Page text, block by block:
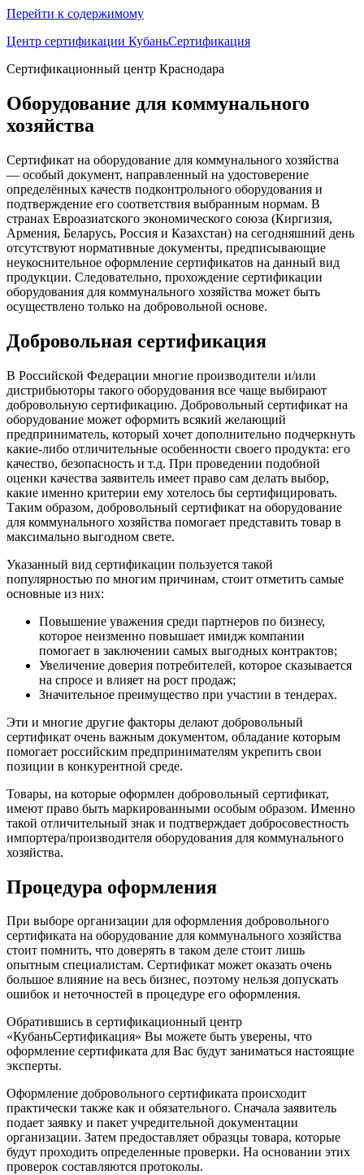
Перейти к содержимому
Центр сертификации КубаньСертификация
Сертификационный центр Краснодара
Оборудование для коммунального
хозяйства
Сертификат на оборудование для коммунального хозяйства
— особый документ, направленный на удостоверение
определённых качеств подконтрольного оборудования и
подтверждение его соответствия выбранным нормам. В
странах Евроазиатского экономического союза (Киргизия,
Армения, Беларусь, Россия и Казахстан) на сегодняшний день
отсутствуют нормативные документы, предписывающие
неукоснительное оформление сертификатов на данный вид
продукции. Следовательно, прохождение сертификации
оборудования для коммунального хозяйства может быть
осуществлено только на добровольной основе.
Добровольная сертификация
В Российской Федерации многие производители и/или
дистрибьюторы такого оборудования все чаще выбирают
добровольную сертификацию. Добровольный сертификат на
оборудование может оформить всякий желающий
предприниматель, который хочет дополнительно подчеркнуть
какие-либо отличительные особенности своего продукта: его
качество, безопасность и т.д. При проведении подобной
оценки качества заявитель имеет право сам делать выбор,
какие именно критерии ему хотелось бы сертифицировать.
Таким образом, добровольный сертификат на оборудование
для коммунального хозяйства помогает представить товар в
максимально выгодном свете.
Указанный вид сертификации пользуется такой
популярностью по многим причинам, стоит отметить самые
основные из них:
Повышение уважения среди партнеров по бизнесу,
которое неизменно повышает имидж компании
помогает в заключении самых выгодных контрактов;
Увеличение доверия потребителей, которое сказывается
на спросе и влияет на рост продаж;
Значительное преимущество при участии в тендерах.
Эти и многие другие факторы делают добровольный
сертификат очень важным документом, обладание которым
помогает российским предпринимателям укрепить свои
позиции в конкурентной среде.
Товары, на которые оформлен добровольный сертификат,
имеют право быть маркированными особым образом. Именно
такой отличительный знак и подтверждает добросовестность
импортера/производителя оборудования для коммунального
хозяйства.
Процедура оформления
При выборе организации для оформления добровольного
сертификата на оборудование для коммунального хозяйства
стоит помнить, что доверять в таком деле стоит лишь
опытным специалистам. Сертификат может оказать очень
большое влияние на весь бизнес, поэтому нельзя допускать
ошибок и неточностей в процедуре его оформления.
Обратившись в сертификационный центр
«КубаньСертификация» Вы можете быть уверены, что
оформление сертификата для Вас будут заниматься настоящие
эксперты.
Оформление добровольного сертификата происходит
практически также как и обязательного. Сначала заявитель
подает заявку и пакет учредительной документации
организации. Затем предоставляет образцы товара, которые
будут проходить определенные проверки. На основании этих
проверок составляются протоколы.